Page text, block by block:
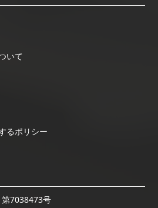
いて
るポリシー
7038473号